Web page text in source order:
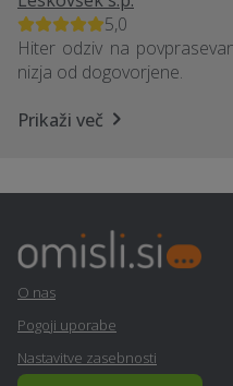
5,0
Hiter odziv na
nizja od dogovorjene.
Prikaži več
O nas
Pogoji uporabe
Nastavitve zasebnosti